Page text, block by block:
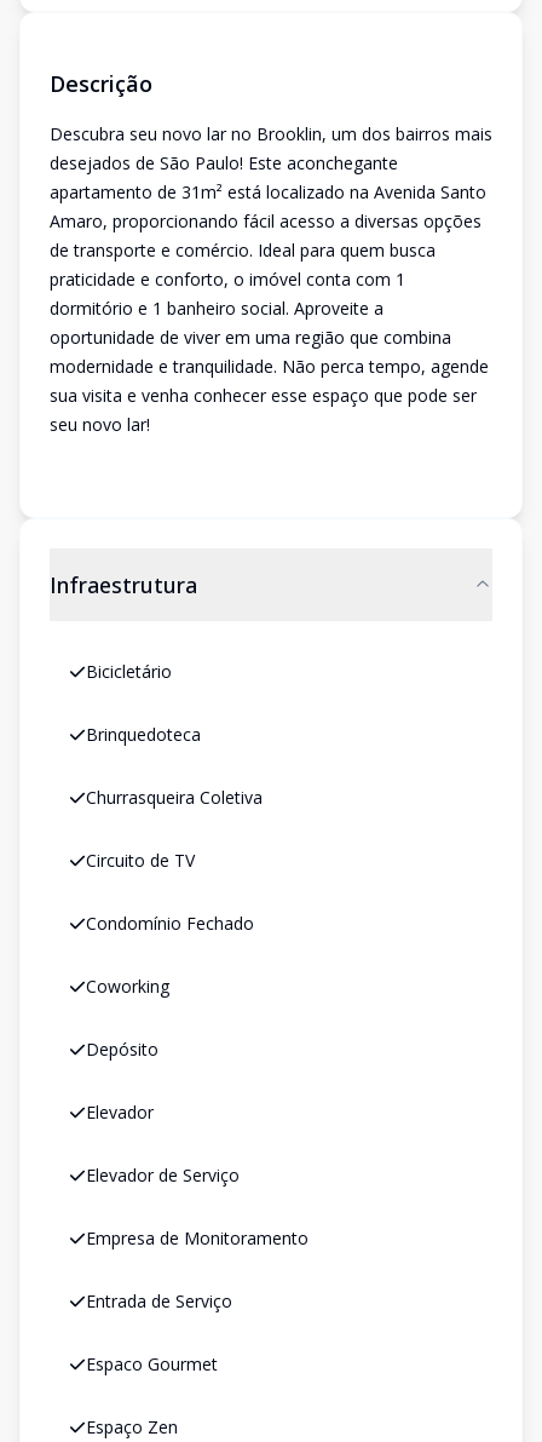
Descrição
Descubra seu novo lar no Brooklin, um dos bairros mais
desejados de São Paulo! Este aconchegante
apartamento de 31m² está localizado na Avenida Santo
Amaro, proporcionando fácil acesso a diversas opções
de transporte e comércio. Ideal para quem busca
praticidade e conforto, o imóvel conta com 1
dormitório e 1 banheiro social. Aproveite a
oportunidade de viver em uma região que combina
modernidade e tranquilidade. Não perca tempo, agende
sua visita e venha conhecer esse espaço que pode ser
seu novo lar!
Infraestrutura
Bicicletário
Brinquedoteca
Churrasqueira Coletiva
Circuito de TV
Condomínio Fechado
Coworking
Depósito
Elevador
Elevador de Serviço
Empresa de Monitoramento
Entrada de Serviço
Espaco Gourmet
Espaço Zen